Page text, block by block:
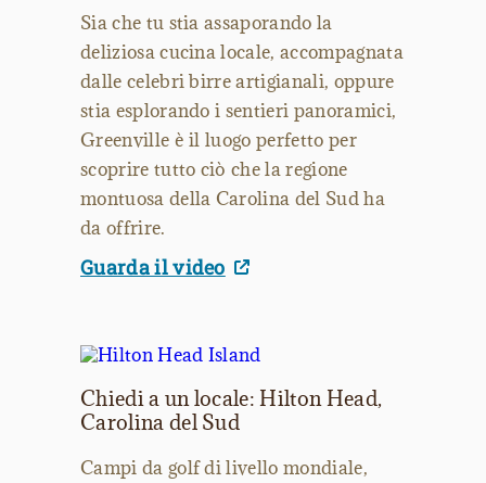
Sia che tu stia assaporando la
deliziosa cucina locale, accompagnata
dalle celebri birre artigianali, oppure
stia esplorando i sentieri panoramici,
Greenville è il luogo perfetto per
scoprire tutto ciò che la regione
montuosa della Carolina del Sud ha
da offrire.
Guarda il video
Chiedi a un locale: Hilton Head,
Carolina del Sud
Campi da golf di livello mondiale,